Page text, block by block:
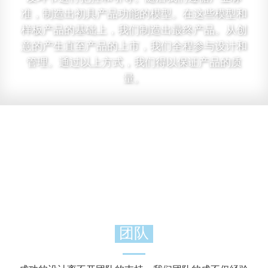
准，制造出初具产品功能的模型。在这些模型和
样板产品的基础上，我们制造出最终产品。从创
意的产生直至产品的上市，我们全程参与设计和
管理。通过以上方式，我们得以保证产品的质
量。
团队